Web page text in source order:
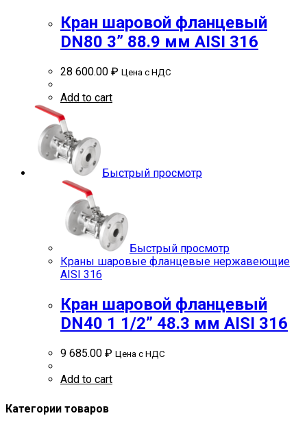
Кран шаровой фланцевый
DN80 3” 88.9 мм AISI 316
28 600.00 ₽ Цена с НДС
Add to cart
Быстрый просмотр
Быстрый просмотр
Краны шаровые фланцевые нержавеющие
AISI 316
Кран шаровой фланцевый
DN40 1 1/2” 48.3 мм AISI 316
9 685.00 ₽ Цена с НДС
Add to cart
Категории товаров